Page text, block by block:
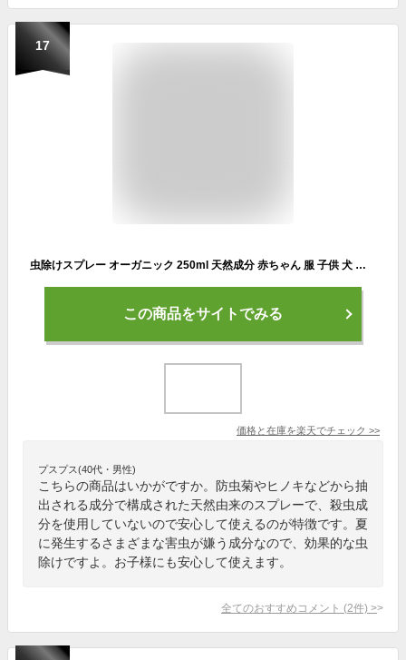
17
虫除けスプレー オーガニック 250ml 天然成分 赤ちゃん 服 子供 犬 害虫忌避剤 ムカデ 忌避剤 虫よけ 虫除け剤 網戸 防災グッズ ヒバウッド オーガ
この商品をサイトでみる
価格と在庫を楽天でチェック >>
プスプス(40代・男性)
こちらの商品はいかがですか。防虫菊やヒノキなどから抽
出される成分で構成された天然由来のスプレーで、殺虫成
分を使用していないので安心して使えるのが特徴です。夏
に発生するさまざまな害虫が嫌う成分なので、効果的な虫
除けですよ。お子様にも安心して使えます。
全てのおすすめコメント (2件) >